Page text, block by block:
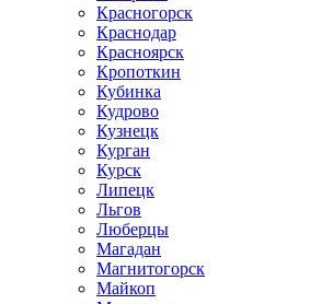
Красногорск
Краснодар
Красноярск
Кропоткин
Кубинка
Кудрово
Кузнецк
Курган
Курск
Липецк
Льгов
Люберцы
Магадан
Магнитогорск
Майкоп